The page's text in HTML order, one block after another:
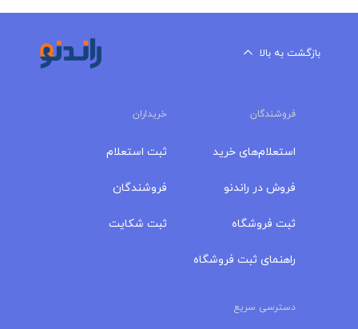
بازگشت به بالا
فروشندگان خریداران
استعلام‌های خرید
فروش در راندنو
ثبت فروشگاه
راهنمای ثبت فروشگاه
ثبت استعلام
فروشندگان
ثبت شکایت
دسترسی سریع